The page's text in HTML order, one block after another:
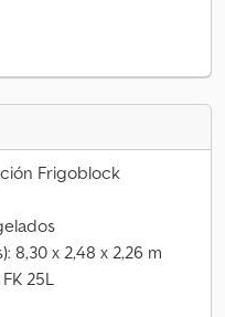
Frigoblock
8,30 x 2,48 x 2,26 m
25L